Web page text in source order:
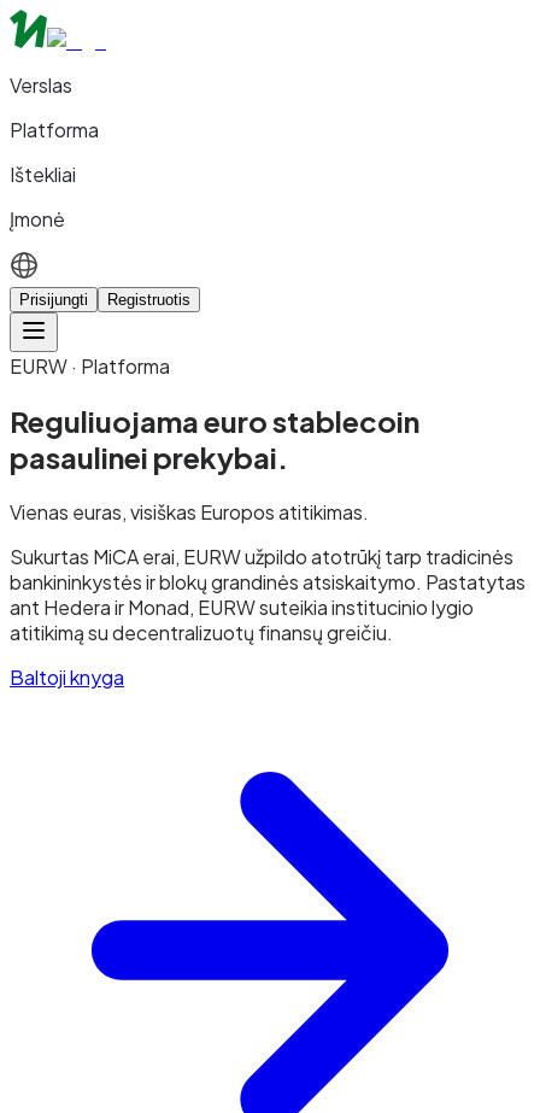
Verslas
Platforma
Ištekliai
Įmonė
Prisijungti Registruotis
EURW · Platforma
Reguliuojama euro stablecoin
pasaulinei prekybai.
Vienas euras, visiškas Europos atitikimas.
Sukurtas MiCA erai, EURW užpildo atotrūkį tarp tradicinės
bankininkystės ir blokų grandinės atsiskaitymo. Pastatytas
ant Hedera ir Monad, EURW suteikia institucinio lygio
atitikimą su decentralizuotų finansų greičiu.
Baltoji knyga